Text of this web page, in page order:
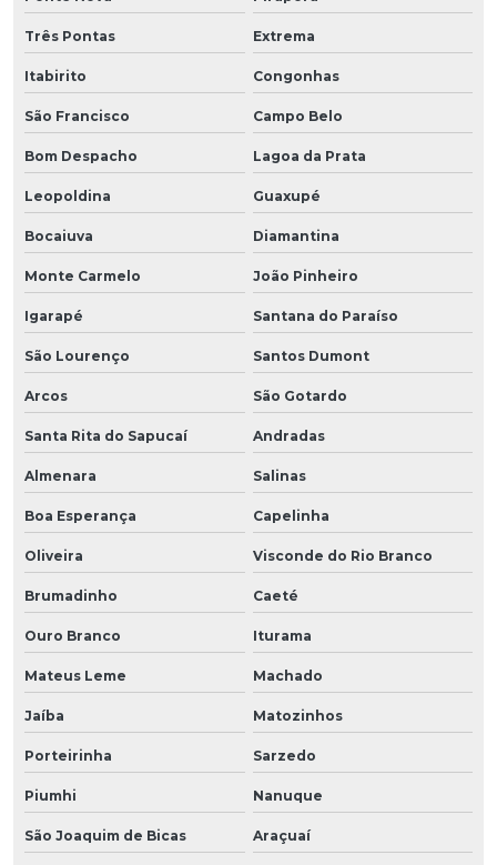
Três Pontas Extrema
Itabirito Congonhas
São Francisco Campo Belo
Bom Despacho Lagoa da Prata
Leopoldina Guaxupé
Bocaiuva Diamantina
Monte Carmelo João Pinheiro
Igarapé Santana do Paraíso
São Lourenço Santos Dumont
Arcos São Gotardo
Santa Rita do Sapucaí Andradas
Almenara Salinas
Boa Esperança Capelinha
Oliveira Visconde do Rio Branco
Brumadinho Caeté
Ouro Branco Iturama
Mateus Leme Machado
Jaíba Matozinhos
Porteirinha Sarzedo
Piumhi Nanuque
São Joaquim de Bicas Araçuaí